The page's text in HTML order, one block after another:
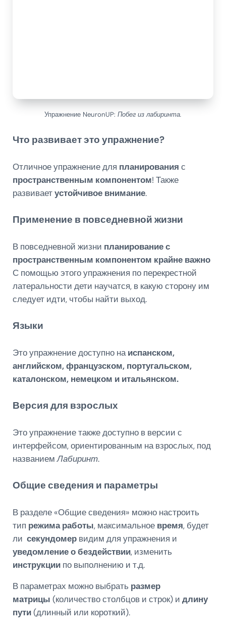
Упражнение NeuronUP: Побег из лабиринта.
Что развивает это упражнение?
Отличное упражнение для планирования с
пространственным компонентом! Также
развиваетустойчивое внимание.
Применение в повседневной жизни
В повседневной жизни планирование с
пространственным компонентом крайне важно
С помощью этого упражнения по перекрестной
латеральности дети научатся, в какую сторону им
следует идти, чтобы найти выход.
Языки
Это упражнение доступно наиспанском,
английском, французском, португальском,
каталонском, немецком и итальянском.
Версия для взрослых
Это упражнение также доступно в версии с
интерфейсом, ориентированным на взрослых, под
названиемЛабиринт.
Общие сведения и параметры
В разделе «Общие сведения» можно настроить
тип режима работы, максимальное время, будет
ли секундомер видим для упражнения и
уведомление о бездействии, изменить
инструкциипо выполнению и т.д.
В параметрах можно выбрать размер
матрицы (количество столбцов и строк) и длину
пути(длинный или короткий).